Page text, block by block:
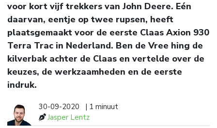
voor kort vijf trekkers van John Deere. Eén
daarvan, eentje op twee rupsen, heeft
plaatsgemaakt voor de eerste Claas Axion 930
Terra Trac in Nederland. Ben de Vree hing de
kilverbak achter de Claas en vertelde over de
keuzes, de werkzaamheden en de eerste
indruk.
30-09-2020
| 1 minuut
Jasper Lentz